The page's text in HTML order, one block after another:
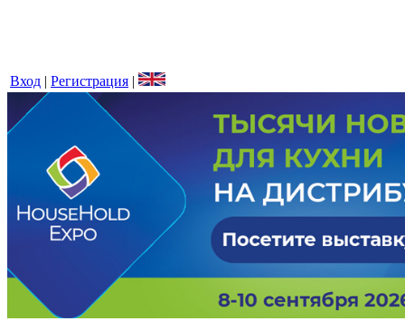
Вход | Регистрация |